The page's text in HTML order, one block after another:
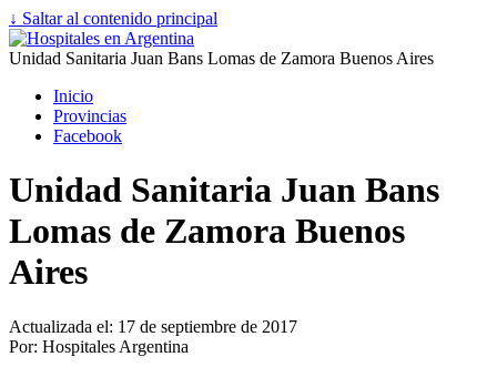
↓ Saltar al contenido principal
Unidad Sanitaria Juan Bans Lomas de Zamora Buenos Aires
Inicio
Provincias
Facebook
Unidad Sanitaria Juan Bans
Lomas de Zamora Buenos
Aires
Actualizada el: 17 de septiembre de 2017
Por: Hospitales Argentina